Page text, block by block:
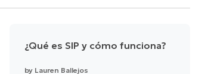
¿Qué es SIP y cómo funciona?
by Lauren Ballejos